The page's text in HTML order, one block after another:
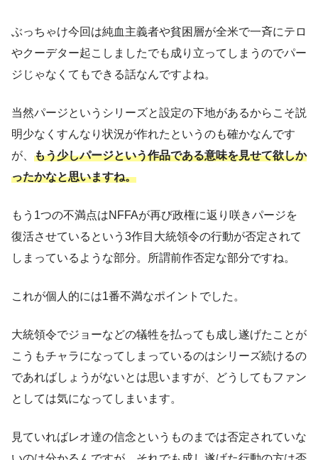
ぶっちゃけ今回は純血主義者や貧困層が全米で一斉にテロ
やクーデター起こしましたでも成り立ってしまうのでパー
ジじゃなくてもできる話なんですよね。
当然パージというシリーズと設定の下地があるからこそ説
明少なくすんなり状況が作れたというのも確かなんです
が、 もう少しパージという作品である意味を見せて欲しか
ったかなと思いますね。
もう1つの不満点はNFFAが再び政権に返り咲きパージを
復活させているという3作目大統領令の行動が否定されて
しまっているような部分。所謂前作否定な部分ですね。
これが個人的には1番不満なポイントでした。
大統領令でジョーなどの犠牲を払っても成し遂げたことが
こうもチャラになってしまっているのはシリーズ続けるの
であればしょうがないとは思いますが、どうしてもファン
としては気になってしまいます。
見ていればレオ達の信念というものまでは否定されていな